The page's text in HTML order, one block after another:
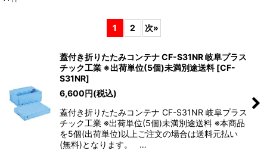
絞り込む
1 2 次»
蓋付き折りたたみコンテナ CF-S31NR 岐阜プラス
チック工業 ※出荷単位(5個)未満別途送料 [CF-
S31NR]
6,600円(税込)
蓋付き折りたたみコンテナ CF-S31NR 岐阜プラス
チック工業 ※出荷単位(5個)未満別途送料 ※本商品
を5個(出荷単位)以上ご注文の場合は送料元払い
(無料)となります。 …